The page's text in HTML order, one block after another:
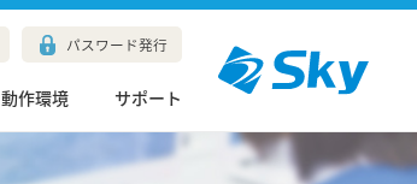
パスワード発行
動作環境 サポート